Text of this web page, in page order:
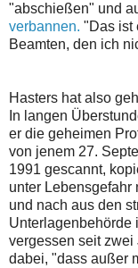
"abschießen" und
verbannen. "Das ist
Beamten, den ich
Hasters hat also
In langen
er die geheimen
von jenem 27.
1991 gescannt,
unter Lebensgefahr
und nach aus den
Unterlagenbehörde
vergessen seit
dabei, "dass außer